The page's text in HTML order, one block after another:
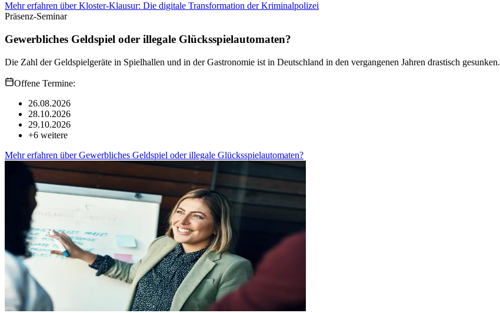
Mehr erfahren überKloster-Klausur: Die digitale Transformation der Kriminalpolizei
Präsenz-Seminar
Gewerbliches Geldspiel oder illegale Glücksspielautomaten?
Die Zahl der Geldspielgeräte in Spielhallen und in der Gastronomie ist in Deutschland in den vergangenen Jahren drastisch gesunken.
Offene Termine:
26.08.2026
28.10.2026
29.10.2026
+6 weitere
Mehr erfahren überGewerbliches Geldspiel oder illegale Glücksspielautomaten?